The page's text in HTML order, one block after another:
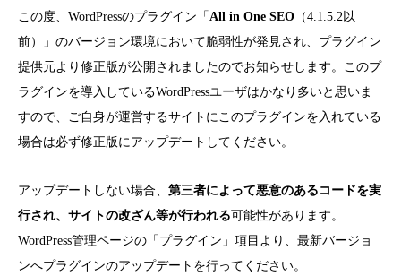
この度、WordPressのプラグイン「 All in One SEO （4.1.5.2以
前）」のバージョン環境において脆弱性が発見され、プラグイン
提供元より修正版が公開されましたのでお知らせします。このプ
ラグインを導入しているWordPressユーザはかなり多いと思いま
すので、ご自身が運営するサイトにこのプラグインを入れている
場合は必ず修正版にアップデートしてください。
アップデートしない場合、 第三者によって悪意のあるコードを実
行され、サイトの改ざん等が行われる可能性があります。
WordPress管理ページの「プラグイン」項目より、最新バージョ
ンへプラグインのアップデートを行ってください。